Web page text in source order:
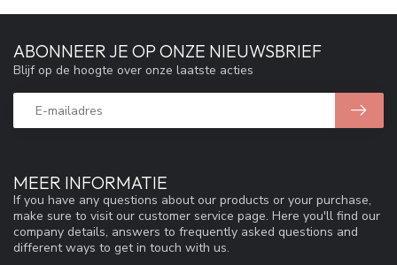
MEER INFORMATIE
If you have any questions about our products or your purchase,
make sure to visit our customer service page. Here you'll find our
company details, answers to frequently asked questions and
different ways to get in touch with us.
ABONNEER JE OP ONZE NIEUWSBRIEF
Blijf op de hoogte over onze laatste acties